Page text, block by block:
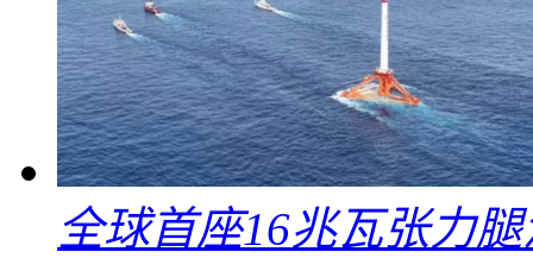
全球首座16兆瓦张力